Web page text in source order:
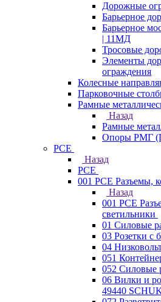
Дорожные
Барьерное
Барьерное
| 11МД
Тросовые
Элементы
ограждения
Колесные
Парковочные
Рамные
Назад
Рамные
Опоры РМГ
PCE
Назад
PCE
001 PCE Разъемы,
Назад
001 PCE
светильники
01 Силовые
03 Розетки с
04
051
052 Силовые
06 Вилки и
49440